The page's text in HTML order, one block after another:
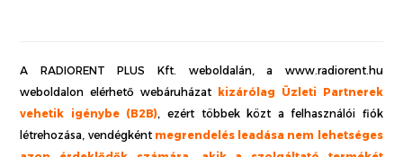
A RADIORENT PLUS Kft. weboldalán, a www.radiorent.hu
weboldalon elérhető webáruházat
kizárólag Üzleti Partnerek
vehetik igénybe (B2B), ezért többek közt a felhasználói fiók
létrehozása, vendégként megrendelés leadása nem lehetséges